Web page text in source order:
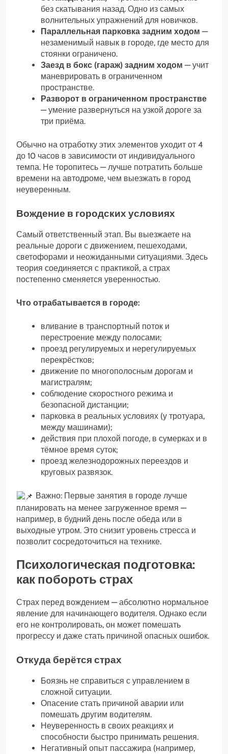
без скатывания назад. Одно из самых
волнительных упражнений для новичков.
Параллельная парковка задним ходом —
незаменимый навык в городе, где место для
стоянки ограничено.
Заезд в бокс (гараж) задним ходом — учит
маневрировать в ограниченном
пространстве.
Разворот в ограниченном пространстве
— умение развернуться на узкой дороге за
три приёма.
Обычно на отработку этих элементов уходит от 4
до 10 часов в зависимости от индивидуального
темпа. Не торопитесь — лучше потратить больше
времени на автодроме, чем выезжать в город
неуверенным.
Вождение в городских условиях
Самый ответственный этап. Вы выезжаете на
реальные дороги с движением, пешеходами,
светофорами и неожиданными ситуациями. Здесь
теория соединяется с практикой, а страх
постепенно сменяется уверенностью.
Что отрабатывается в городе:
вливание в транспортный поток и
перестроение между полосами;
проезд регулируемых и нерегулируемых
перекрёстков;
движение по многополосным дорогам и
магистралям;
соблюдение скоростного режима и
безопасной дистанции;
парковка в реальных условиях (у тротуара,
между машинами);
действия при плохой погоде, в сумерках и в
тёмное время суток;
проезд железнодорожных переездов и
круговых развязок.
Важно: Первые занятия в городе лучше
планировать на менее загруженное время —
например, в будний день после обеда или в
выходные утром. Это снизит уровень стресса и
позволит сосредоточиться на технике.
Психологическая подготовка:
как побороть страх
Страх перед вождением — абсолютно нормальное
явление для начинающего водителя. Однако если
его не контролировать, он может помешать
прогрессу и даже стать причиной опасных ошибок.
Откуда берётся страх
Боязнь не справиться с управлением в
сложной ситуации.
Опасение стать причиной аварии или
помешать другим водителям.
Неуверенность в своих реакциях и
способности быстро принимать решения.
Негативный опыт пассажира (например,